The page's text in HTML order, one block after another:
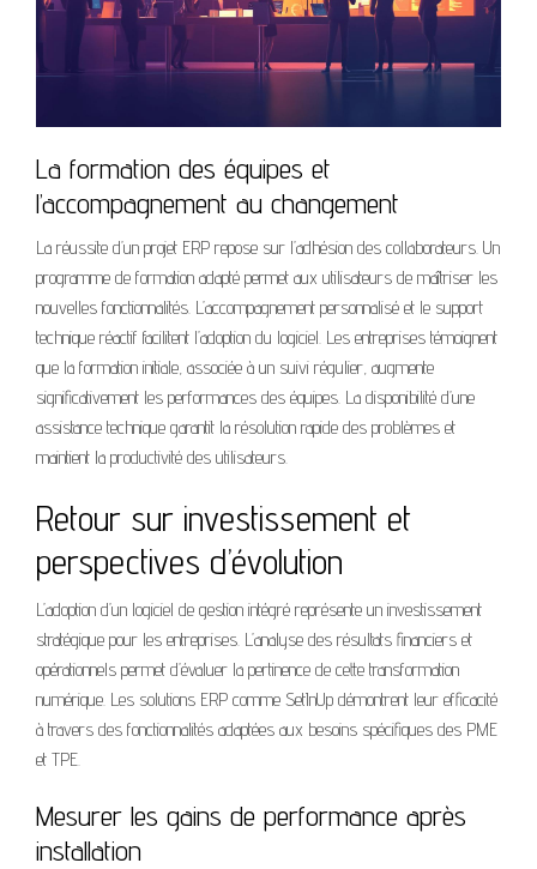
La formation des équipes et
l’accompagnement au changement
La réussite d’un projet ERP repose sur l’adhésion des collaborateurs. Un
programme de formation adapté permet aux utilisateurs de maîtriser les
nouvelles fonctionnalités. L’accompagnement personnalisé et le support
technique réactif facilitent l’adoption du logiciel. Les entreprises témoignent
que la formation initiale, associée à un suivi régulier, augmente
significativement les performances des équipes. La disponibilité d’une
assistance technique garantit la résolution rapide des problèmes et
maintient la productivité des utilisateurs.
Retour sur investissement et
perspectives d’évolution
L’adoption d’un logiciel de gestion intégré représente un investissement
stratégique pour les entreprises. L’analyse des résultats financiers et
opérationnels permet d’évaluer la pertinence de cette transformation
numérique. Les solutions ERP comme SetInUp démontrent leur efficacité
à travers des fonctionnalités adaptées aux besoins spécifiques des PME
et TPE.
Mesurer les gains de performance après
installation